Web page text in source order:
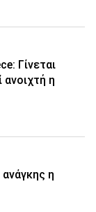
Γίνεται
η
η